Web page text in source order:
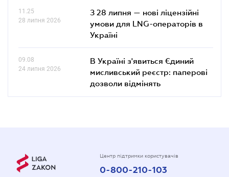
11.25
28 липня 2026
З 28 липня — нові ліцензійні
умови для LNG-операторів в
Україні
09.08
24 липня 2026
В Україні з'явиться Єдиний
мисливський реєстр: паперові
дозволи відмінять
Центр підтримки користувачів
0-800-210-103